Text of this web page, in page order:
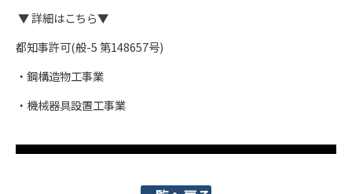
▼ 詳細はこちら▼
都知事許可(般-5 第148657号)​
・鋼構造物工事業
・機械器具設置工事業